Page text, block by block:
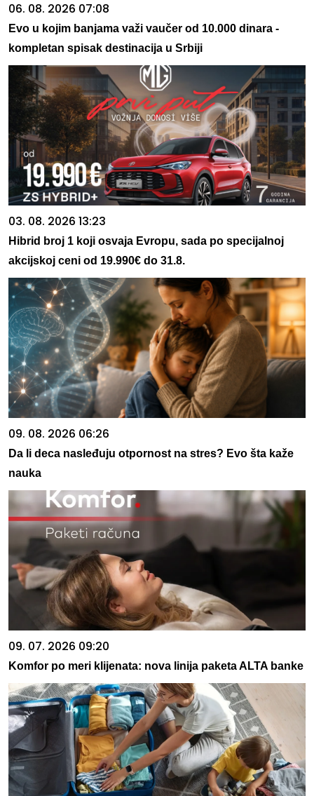
06. 08. 2026 07:08
Evo u kojim banjama važi vaučer od 10.000 dinara -
kompletan spisak destinacija u Srbiji
03. 08. 2026 13:23
Hibrid broj 1 koji osvaja Evropu, sada po specijalnoj
akcijskoj ceni od 19.990€ do 31.8.
09. 08. 2026 06:26
Da li deca nasleđuju otpornost na stres? Evo šta kaže
nauka
09. 07. 2026 09:20
Komfor po meri klijenata: nova linija paketa ALTA banke